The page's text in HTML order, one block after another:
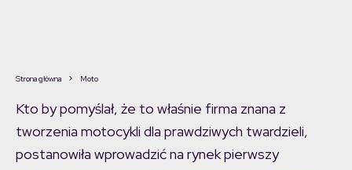
Strona główna Moto
Kto by pomyślał, że to właśnie firma znana z
tworzenia motocykli dla prawdziwych twardzieli,
postanowiła wprowadzić na rynek pierwszy